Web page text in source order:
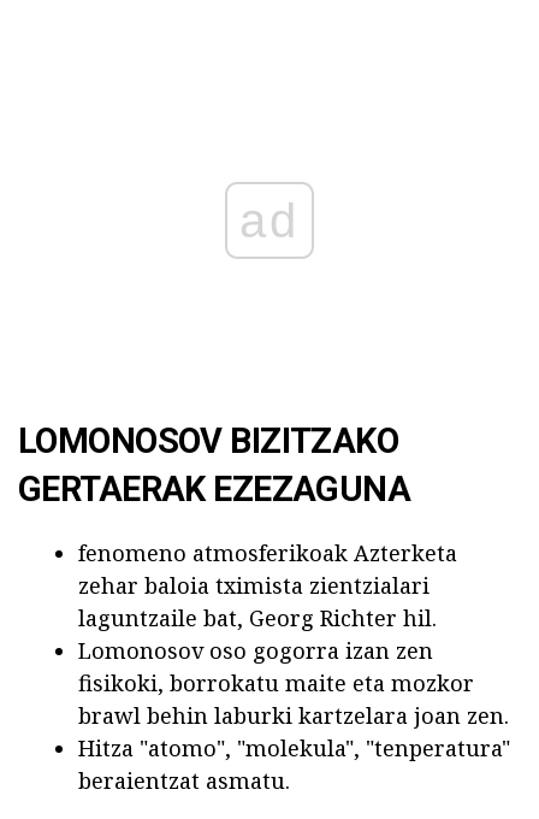
ad
LOMONOSOV BIZITZAKO
GERTAERAK EZEZAGUNA
fenomeno atmosferikoak Azterketa
zehar baloia tximista zientzialari
laguntzaile bat, Georg Richter hil.
Lomonosov oso gogorra izan zen
fisikoki, borrokatu maite eta mozkor
brawl behin laburki kartzelara joan zen.
Hitza "atomo", "molekula", "tenperatura"
beraientzat asmatu.